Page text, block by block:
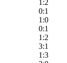
1:2
0:1
1:0
0:1
1:2
3:1
1:3